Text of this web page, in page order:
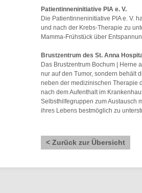
Patientinneninitiative PIA e. V.
Die Patientinneninitiative PIA e. V.
und nach der Krebs-Therapie zu
Mamma-Frühstück über
Brustzentrum des St. Anna
Das Brustzentrum Bochum | Herne
nur auf den Tumor, sondern behält
neben der medizinischen Therapie
nach dem Aufenthalt im
Selbsthilfegruppen zum Austausch
ihres Lebens bestmöglich zu
< Zurück zur Übersicht